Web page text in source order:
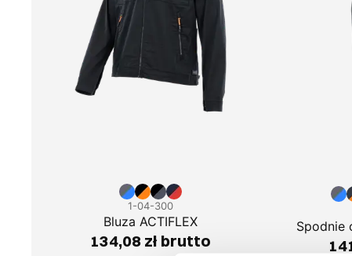
1-04-300
Bluza ACTIFLEX
134,08 zł brutto
Spodnie